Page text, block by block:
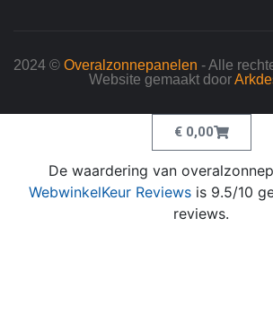
2024 © Overalzonnepanelen - Alle
Website gemaakt door
€0,00
De waardering van
WebwinkelKeur Reviewsis 9.5/10
reviews.